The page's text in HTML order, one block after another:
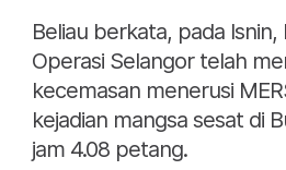
Beliau berkata, pada
Operasi Selangor telah
kecemasan menerusi
kejadian mangsa sesat di
jam 4.08 petang.